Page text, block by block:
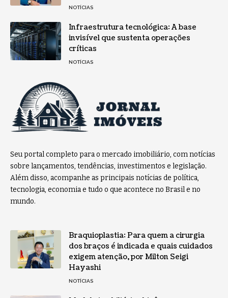
NOTÍCIAS
Infraestrutura tecnológica: A base
invisível que sustenta operações
críticas
NOTÍCIAS
Seu portal completo para o mercado imobiliário, com notícias
sobre lançamentos, tendências, investimentos e legislação.
Além disso, acompanhe as principais notícias de política,
tecnologia, economia e tudo o que acontece no Brasil e no
mundo.
Braquioplastia: Para quem a cirurgia
dos braços é indicada e quais cuidados
exigem atenção, por Milton Seigi
Hayashi
NOTÍCIAS